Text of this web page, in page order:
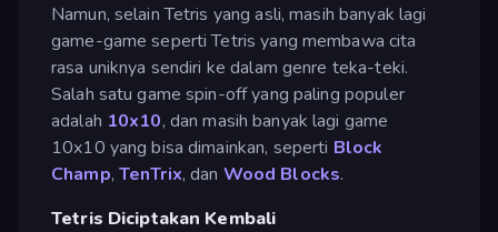
Namun, selain Tetris yang asli, masih banyak lagi
game-game seperti Tetris yang membawa cita
rasa uniknya sendiri ke dalam genre teka-teki.
Salah satu game spin-off yang paling populer
adalah 10x10, dan masih banyak lagi game
10x10 yang bisa dimainkan, seperti Block
Champ, TenTrix, dan Wood Blocks.
Tetris Diciptakan Kembali